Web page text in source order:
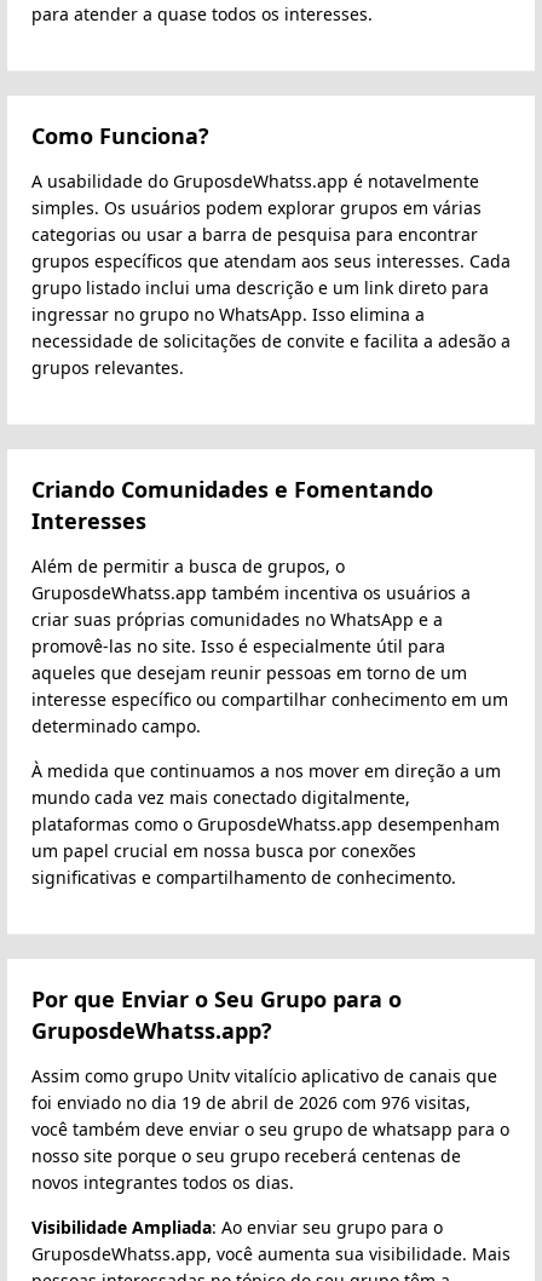
para atender a quase todos os interesses.
Como Funciona?
A usabilidade do GruposdeWhatss.app é notavelmente
simples. Os usuários podem explorar grupos em várias
categorias ou usar a barra de pesquisa para encontrar
grupos específicos que atendam aos seus interesses. Cada
grupo listado inclui uma descrição e um link direto para
ingressar no grupo no WhatsApp. Isso elimina a
necessidade de solicitações de convite e facilita a adesão a
grupos relevantes.
Criando Comunidades e Fomentando
Interesses
Além de permitir a busca de grupos, o
GruposdeWhatss.app também incentiva os usuários a
criar suas próprias comunidades no WhatsApp e a
promovê-las no site. Isso é especialmente útil para
aqueles que desejam reunir pessoas em torno de um
interesse específico ou compartilhar conhecimento em um
determinado campo.
À medida que continuamos a nos mover em direção a um
mundo cada vez mais conectado digitalmente,
plataformas como o GruposdeWhatss.app desempenham
um papel crucial em nossa busca por conexões
significativas e compartilhamento de conhecimento.
Por que Enviar o Seu Grupo para o
GruposdeWhatss.app?
Assim como grupo Unitv vitalício aplicativo de canais que
foi enviado no dia 19 de abril de 2026 com 976 visitas,
você também deve enviar o seu grupo de whatsapp para o
nosso site porque o seu grupo receberá centenas de
novos integrantes todos os dias.
Visibilidade Ampliada: Ao enviar seu grupo para o
GruposdeWhatss.app, você aumenta sua visibilidade. Mais